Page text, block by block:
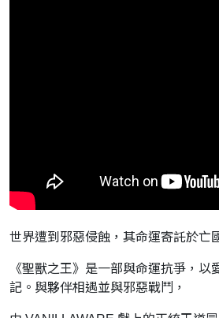
世界遭到邪惡侵蝕，其命運寄託於亡
《聖獸之王》是一部與命運抗爭，以
記。與夥伴相遇並與邪惡戰鬥，